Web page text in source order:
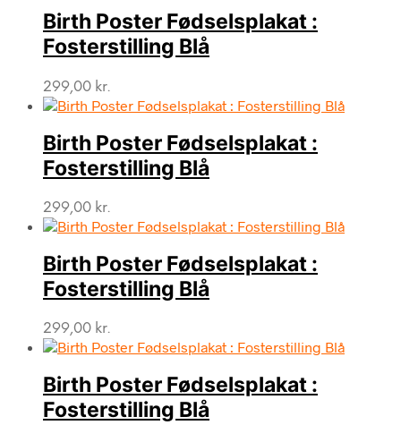
Birth Poster Fødselsplakat :
Fosterstilling Blå
299,00 kr.
Birth Poster Fødselsplakat :
Fosterstilling Blå
299,00 kr.
Birth Poster Fødselsplakat :
Fosterstilling Blå
299,00 kr.
Birth Poster Fødselsplakat :
Fosterstilling Blå